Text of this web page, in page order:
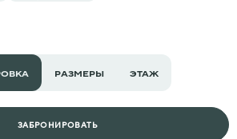
РАЗМЕРЫ ЭТАЖ
ЗАБРОНИРОВАТЬ